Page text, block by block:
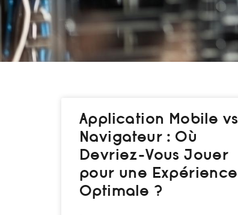
Application Mobile vs
Navigateur : Où
Devriez-Vous Jouer
pour une Expérience
Optimale ?